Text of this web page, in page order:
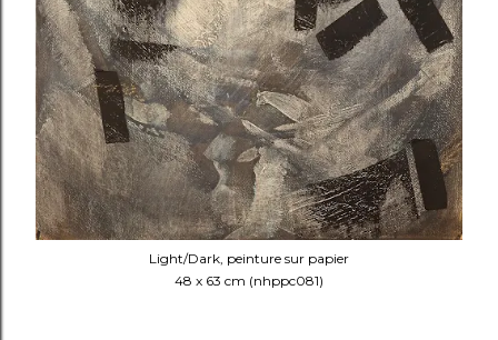
Light/Dark, peinture sur papier
48 x 63 cm (nhppc081)